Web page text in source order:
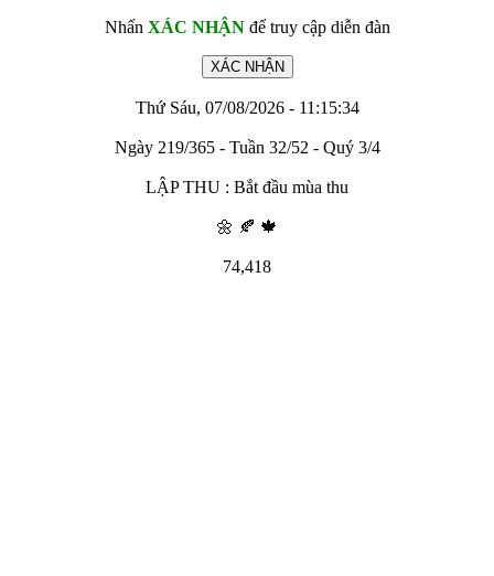
Nhấn XÁC NHẬNđể truy cập diễn đàn
Thứ Sáu, 07/08/2026 - 11:15:34
Ngày 219/365 - Tuần 32/52 - Quý 3/4
LẬP THU : Bắt đầu mùa thu
🌼 🍂 🍁
74,418